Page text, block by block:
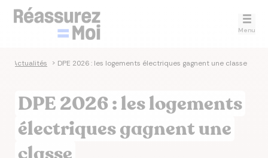
Menu
Actualités > DPE 2026 : les logements électriques gagnent une classe
DPE 2026 : les logements
électriques gagnent une